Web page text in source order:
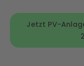
Jetzt PV-